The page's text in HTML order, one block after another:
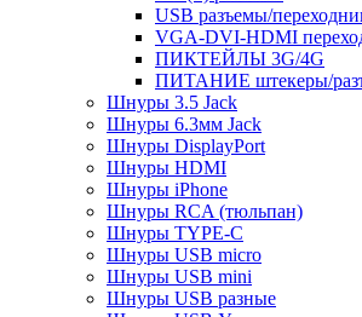
USB разъемы/
VGA-DVI-HDMI
ПИКТЕЙЛЫ 3G/4G
ПИТАНИЕ штекеры/
Шнуры 3.5 Jack
Шнуры 6.3мм Jack
Шнуры DisplayPort
Шнуры HDMI
Шнуры iPhone
Шнуры RCA (тюльпан)
Шнуры TYPE-C
Шнуры USB micro
Шнуры USB mini
Шнуры USB разные